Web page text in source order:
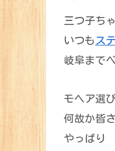
三つ子ち
いつも ス
岐阜まで
モヘア選
何故か皆
やっぱり